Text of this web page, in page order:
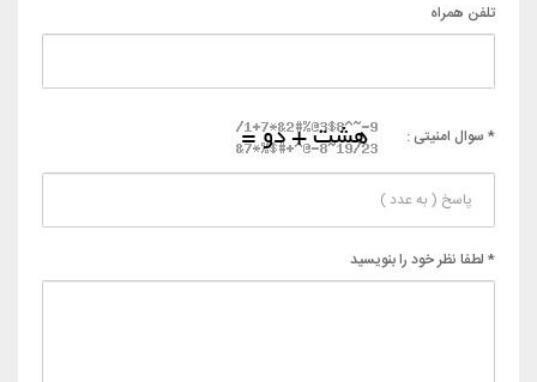
تلفن همراه
* سوال امنیتی :
* لطفا نظر خود را بنویسید